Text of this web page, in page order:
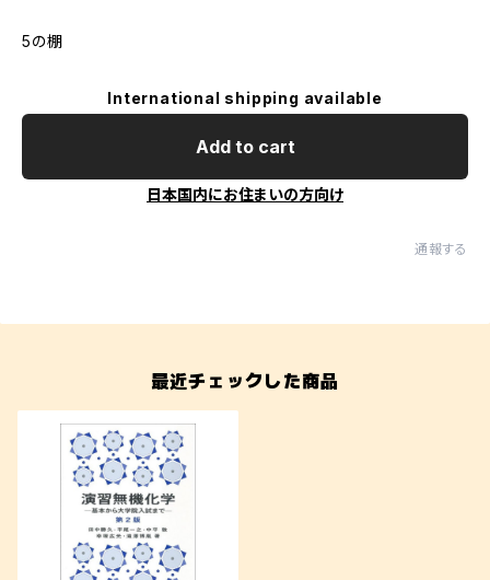
5の棚
International shipping available
Add to cart
日本国内にお住まいの方向け
通報する
最近チェックした商品